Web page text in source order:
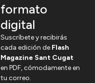
formato
digital
Suscríbete y recibirás
cada edición de Flash
Magazine Sant Cugat
en PDF, cómodamente en
tu correo.